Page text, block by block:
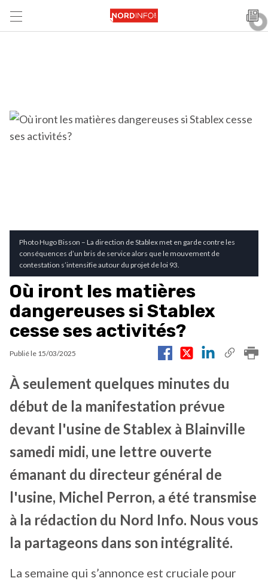
Photo Hugo Bisson – La direction de Stablex met en garde contre les
conséquences d’un bris de service alors que le mouvement de
contestation s’intensifie autour du projet de loi 93.
Où iront les matières
dangereuses si Stablex
cesse ses activités?
Publié le 15/03/2025
À seulement quelques minutes du
début de la manifestation prévue
devant l'usine de Stablex à Blainville
samedi midi, une lettre ouverte
émanant du directeur général de
l'usine, Michel Perron, a été transmise
à la rédaction du Nord Info. Nous vous
la partageons dans son intégralité.
La semaine qui s’annonce est cruciale pour